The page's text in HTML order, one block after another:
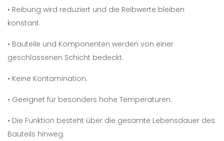
• Reibung wird reduziert und die Reibwerte bleiben
konstant.
• Bauteile und Komponenten werden von einer
geschlossenen Schicht bedeckt.
• Keine Kontamination.
• Geeignet für besonders hohe Temperaturen.
• Die Funktion besteht über die gesamte Lebensdauer des
Bauteils hinweg.